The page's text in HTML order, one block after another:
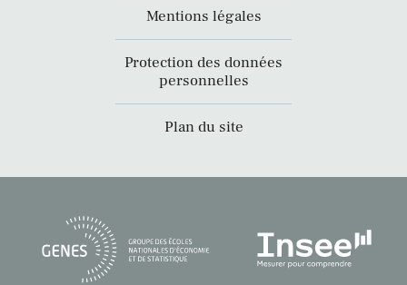
Mentions légales
Protection des données
personnelles
Plan du site